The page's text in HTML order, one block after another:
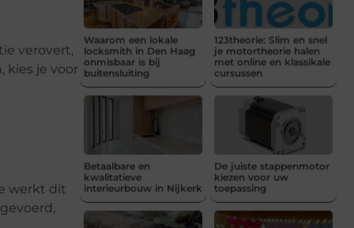
verovert,
kies je voor
werkt dit
Waarom een lokale
locksmith in Den Haag
onmisbaar is bij
buitensluiting
123theorie: Slim en snel
je motortheorie halen
met online en klassikale
cursussen
Betaalbare en
kwalitatieve
interieurbouw in Nijkerk
De juiste stappenmotor
kiezen voor uw
toepassing